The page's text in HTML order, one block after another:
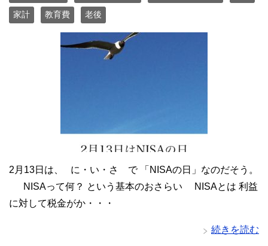
家計 教育費 老後
2月13日は、 に・い・さ で 「NISAの日」なのだそう。
NISAって何？ という基本のおさらい NISAとは 利益
に対して税金がか・・・
続きを読む